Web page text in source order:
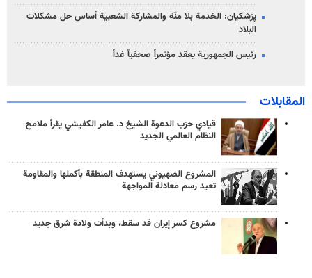
پزشکیان: الخدمة بلا منّة والمشاركة الشعبية أساس حل مشكلات
البلاد
رئيس الجمهورية يعقد مؤتمراً صحفياً غداً
المقابلات
قيادي حزب الدعوة الشيخ د. عامر الكفيشي يقرأ ملامح
النظام العالمي الجديد
المشروع الصهيوني يستهدف المنطقة بأكملها والمقاومة
تعيد رسم معادلة المواجهة
مشروع كسر إيران قد سقط، وبدأت ولادة شرق جديد